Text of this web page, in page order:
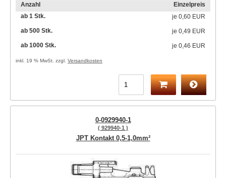
Anzahl
Einzelpreis
ab 1 Stk.
je 0,60 EUR
ab 500 Stk.
je 0,49 EUR
ab 1000 Stk.
je 0,46 EUR
inkl. 19 % MwSt. zzgl. Versandkosten
0-0929940-1
( 929940-1 )
JPT Kontakt 0,5-1,0mm²